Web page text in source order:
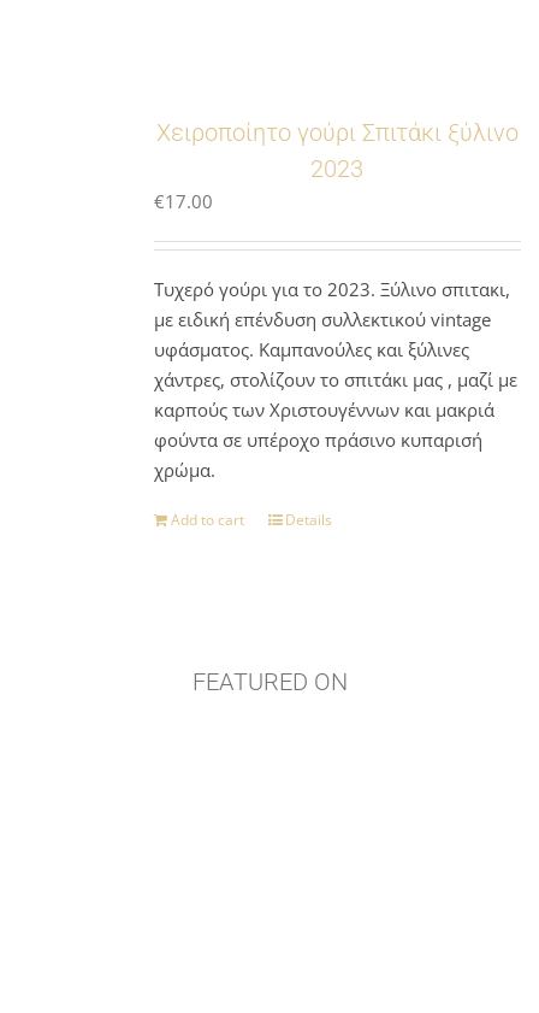
Χειροποίητο γούρι Σπιτάκι ξύλινο
2023
€17.00
Τυχερό γούρι για το 2023. Ξύλινο σπιτακι,
με ειδική επένδυση συλλεκτικού vintage
υφάσματος. Καμπανούλες και ξύλινες
χάντρες, στολίζουν το σπιτάκι μας , μαζί με
καρπούς των Χριστουγέννων και μακριά
φούντα σε υπέροχο πράσινο κυπαρισή
χρώμα.
Add to cart Details
FEATURED ON